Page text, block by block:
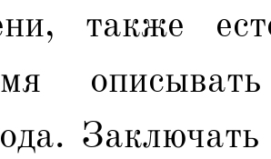
также